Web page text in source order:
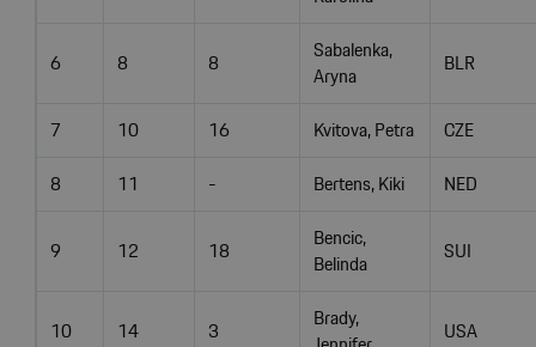
6 8 8
Sabalenka,
Aryna
BLR
7 10 16 Kvitova, Petra
CZE
8
11 - Bertens, Kiki NED
9 12 18
Bencic,
Belinda
SUI
10 14 3
Brady,
USA